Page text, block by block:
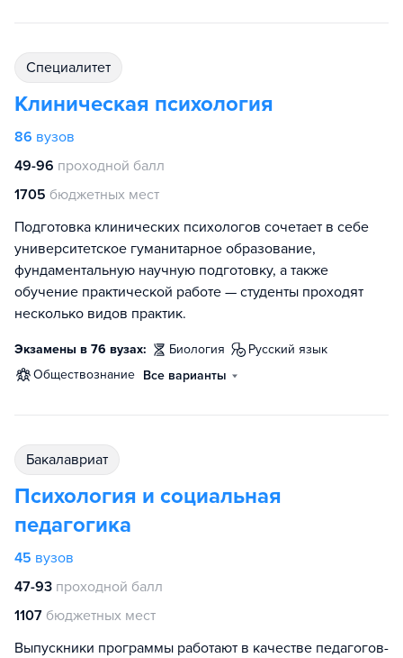
специалитет
Клиническая психология
86 вузов
49-96 проходной балл
1705 бюджетных мест
Подготовка клинических психологов сочетает в себе
университетское гуманитарное образование,
фундаментальную научную подготовку, а также
обучение практической работе — студенты проходят
несколько видов практик.
Экзамены в 76 вузах: биология
русский язык
обществознание Все варианты
бакалавриат
Психология и социальная
педагогика
45 вузов
47-93 проходной балл
1107 бюджетных мест
Выпускники программы работают в качестве педагогов-